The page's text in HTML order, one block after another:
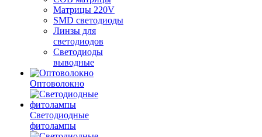
Матрицы 220V
SMD светодиоды
Линзы для
светодиодов
Светодиоды
выводные
Оптоволокно
Светодиодные
фитолампы